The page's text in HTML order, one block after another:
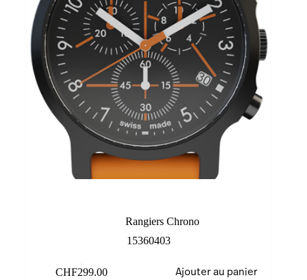
Rangiers Chrono
15360403
CHF299.00 Ajouter au panier